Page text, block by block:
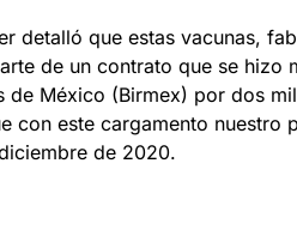
detalló que estas vacunas,
de un contrato que se hizo
de México (Birmex) por dos
con este cargamento nuestro
de 2020.